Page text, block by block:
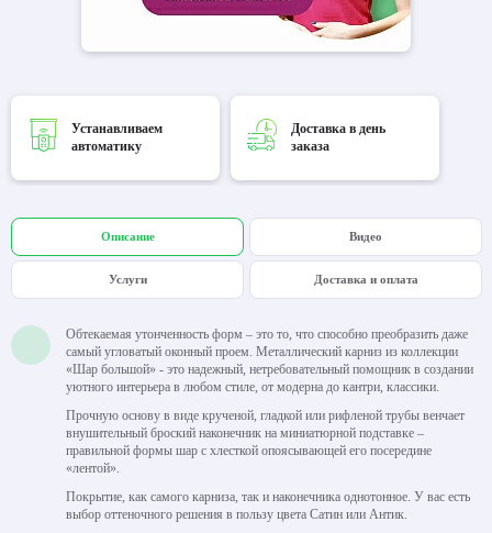
Устанавливаем
автоматику
Доставка в день
заказа
Описание Видео
Услуги Доставка и оплата
Обтекаемая утонченность форм – это то, что способно преобразить даже
самый угловатый оконный проем. Металлический карниз из коллекции
«Шар большой» - это надежный, нетребовательный помощник в создании
уютного интерьера в любом стиле, от модерна до кантри, классики.
Прочную основу в виде крученой, гладкой или рифленой трубы венчает
внушительный броский наконечник на миниатюрной подставке –
правильной формы шар с хлесткой опоясывающей его посередине
«лентой».
Покрытие, как самого карниза, так и наконечника однотонное. У вас есть
выбор оттеночного решения в пользу цвета Сатин или Антик.